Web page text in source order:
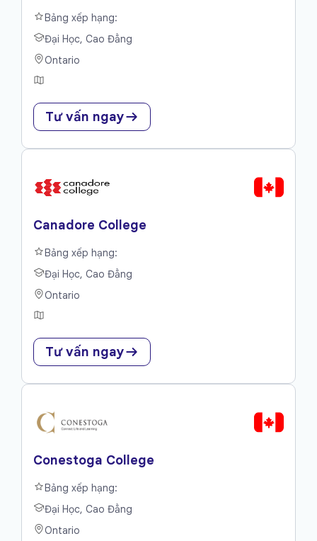
Bảng xếp hạng:
Đại Học, Cao Đẳng
Ontario
Tư vấn ngay
Canadore College
Bảng xếp hạng:
Đại Học, Cao Đẳng
Ontario
Tư vấn ngay
Conestoga College
Bảng xếp hạng:
Đại Học, Cao Đẳng
Ontario